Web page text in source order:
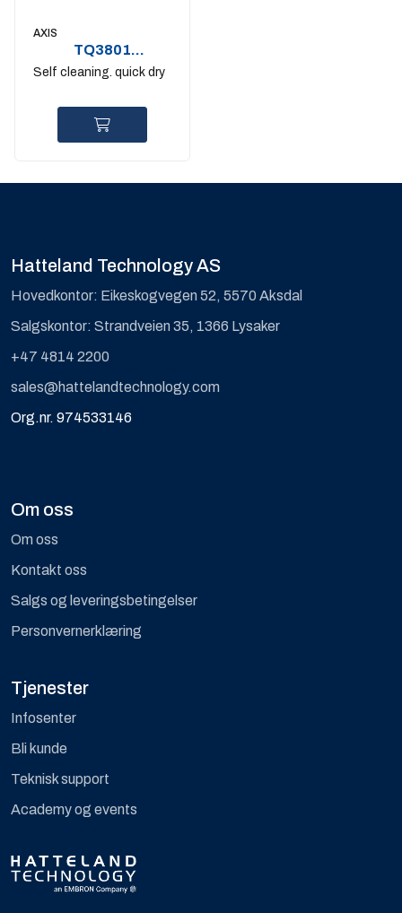
AXIS
TQ3801
Hydrophilic Clear
Dome
Self cleaning. quick dry
Hatteland Technology AS
Hovedkontor: Eikeskogvegen 52, 5570 Aksdal
Salgskontor: Strandveien 35, 1366 Lysaker
+47 4814 2200
sales@hattelandtechnology.com
Org.nr. 974533146
Om oss
Om oss
Kontakt oss
Salgs og leveringsbetingelser
Personvernerklæring
Tjenester
Infosenter
Bli kunde
Teknisk support
Academy og events